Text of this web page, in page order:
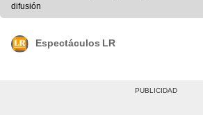
difusión
Espectáculos LR